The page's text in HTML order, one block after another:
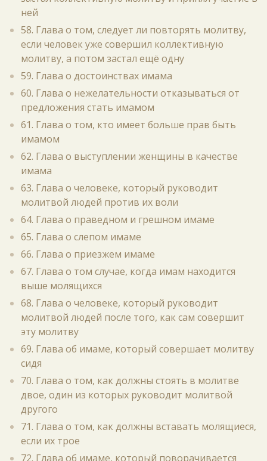
ней
58. Глава о том, следует ли повторять молитву,
если человек уже совершил коллективную
молитву, а потом застал ещё одну
59. Глава о достоинствах имама
60. Глава о нежелательности отказываться от
предложения стать имамом
61. Глава о том, кто имеет больше прав быть
имамом
62. Глава о выступлении женщины в качестве
имама
63. Глава о человеке, который руководит
молитвой людей против их воли
64. Глава о праведном и грешном имаме
65. Глава о слепом имаме
66. Глава о приезжем имаме
67. Глава о том случае, когда имам находится
выше молящихся
68. Глава о человеке, который руководит
молитвой людей после того, как сам совершит
эту молитву
69. Глава об имаме, который совершает молитву
сидя
70. Глава о том, как должны стоять в молитве
двое, один из которых руководит молитвой
другого
71. Глава о том, как должны вставать молящиеся,
если их трое
72. Глава об имаме, который поворачивается